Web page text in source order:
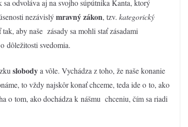
odvoláva aj na svojho súpútnika Kanta, ktorý
nezávislýmravný zákon, tzv. kategorický
tak, aby naše zásady sa mohli stať zásadami
dôležitosti svedomia.
slobodya vôle. Vychádza z toho, že naše konanie
to vždy najskôr konať chceme, teda ide o to, ako
o tom, ako dochádza k nášmu chceniu, čím sa riadi